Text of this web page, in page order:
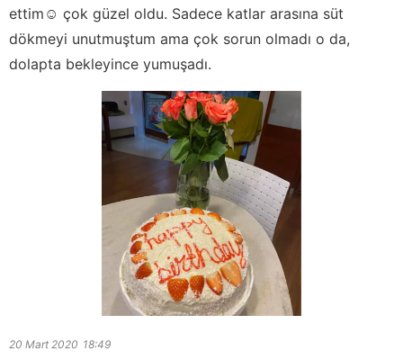
ettim☺️ çok güzel oldu. Sadece katlar arasına süt
dökmeyi unutmuştum ama çok sorun olmadı o da,
dolapta bekleyince yumuşadı.
20 Mart 2020 18:49